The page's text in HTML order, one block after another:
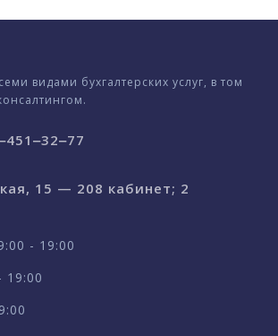
видами бухгалтерских услуг, в том
15 — 208 кабинет; 2
- 19:00
19:00